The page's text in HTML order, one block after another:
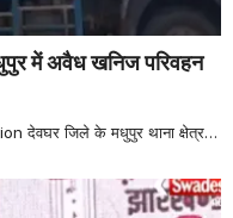
में अवैध खनिज परिवहन
देवघर जिले के मधुपुर थाना क्षेत्र…